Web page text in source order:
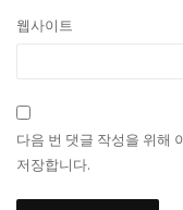
웹사이트
다음 번 댓글 작성을 위해
저장합니다.